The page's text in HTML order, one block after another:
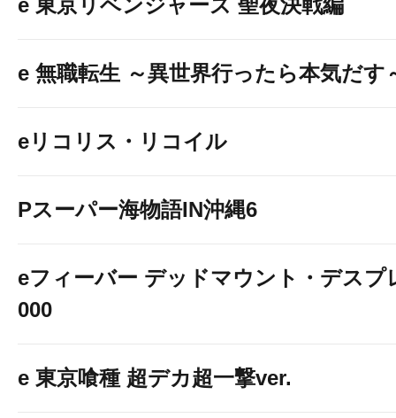
e 東京リベンジャーズ 聖夜決戦編
e 無職転生 ～異世界行ったら本気だす
eリコリス・リコイル
Pスーパー海物語IN沖縄6
eフィーバー デッドマウント・デスプ
000
e 東京喰種 超デカ超一撃ver.